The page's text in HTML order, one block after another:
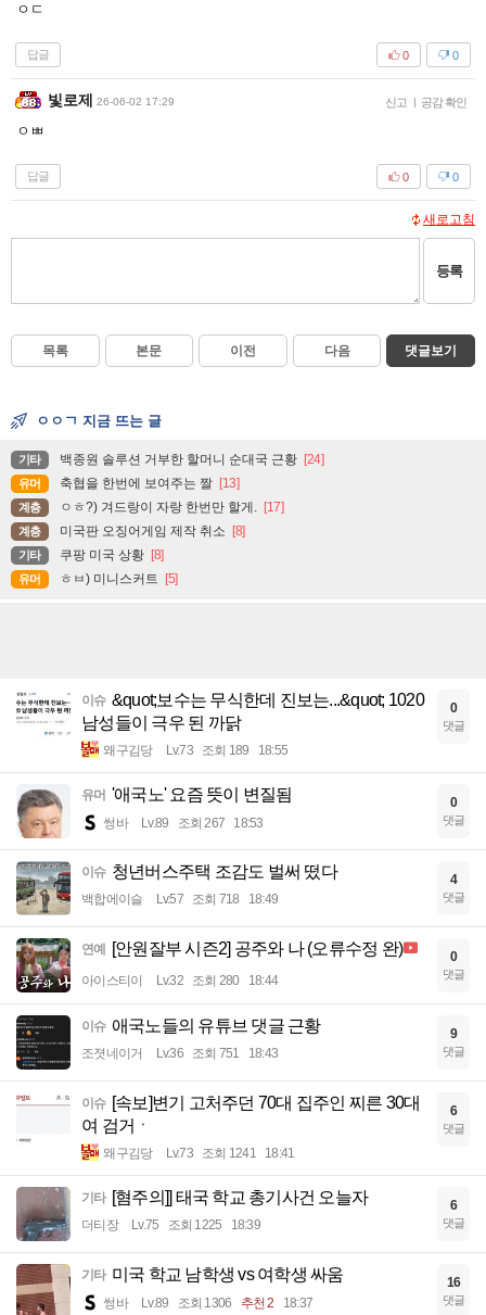
ㅇㄷ
답글 0
0
빛로제 26-06-02 17:29 신고 | 공감 확인
ㅇㅃ
답글 0
0
새로고침
등록
목록 본문 이전 다음 댓글보기
ㅇㅇㄱ 지금 뜨는 글
기타 백종원 솔루션 거부한 할머니 순대국 근황 [24]
유머 축협을 한번에 보여주는 짤 [13]
계층 ㅇㅎ?) 겨드랑이 자랑 한번만 할게. [17]
계층 미국판 오징어게임 제작 취소 [8]
기타 쿠팡 미국 상황 [8]
유머 ㅎㅂ) 미니스커트 [5]
이슈 &quot;보수는 무식한데 진보는...&quot; 1020
남성들이 극우 된 까닭
왜구김당 Lv.73 조회 189 18:55
0
댓글
유머 '애국노' 요즘 뜻이 변질됨
썽바 Lv.89 조회 267 18:53
0
댓글
이슈 청년버스주택 조감도 벌써 떴다
백합에이슬 Lv.57 조회 718 18:49
4
댓글
연예 [안원잘부 시즌2] 공주와 나 (오류수정 완)
아이스티이 Lv.32 조회 280 18:44
0
댓글
이슈 애국노들의 유튜브 댓글 근황
조졋네이거 Lv.36 조회 751 18:43
9
댓글
이슈 [속보]변기 고처주던 70대 집주인 찌른 30대
여 검거ㆍ
왜구김당 Lv.73 조회 1241 18:41
6
댓글
기타 [혐주의]] 태국 학교 총기사건 오늘자
더티장 Lv.75 조회 1225 18:39
6
댓글
기타 미국 학교 남학생 vs 여학생 싸움
썽바 Lv.89 조회 1306 추천 2 18:37
16
댓글